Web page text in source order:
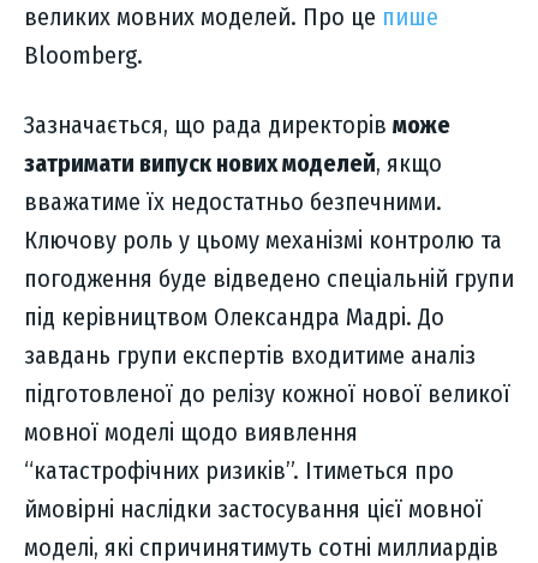
великих мовних моделей. Про це пише
Bloomberg.
Зазначається, що рада директорів може
затримати випуск нових моделей, якщо
вважатиме їх недостатньо безпечними.
Ключову роль у цьому механізмі контролю та
погодження буде відведено спеціальній групи
під керівництвом Олександра Мадрі. До
завдань групи експертів входитиме аналіз
підготовленої до релізу кожної нової великої
мовної моделі щодо виявлення
“катастрофічних ризиків”. Ітиметься про
ймовірні наслідки застосування цієї мовної
моделі, які спричинятимуть сотні миллиардів